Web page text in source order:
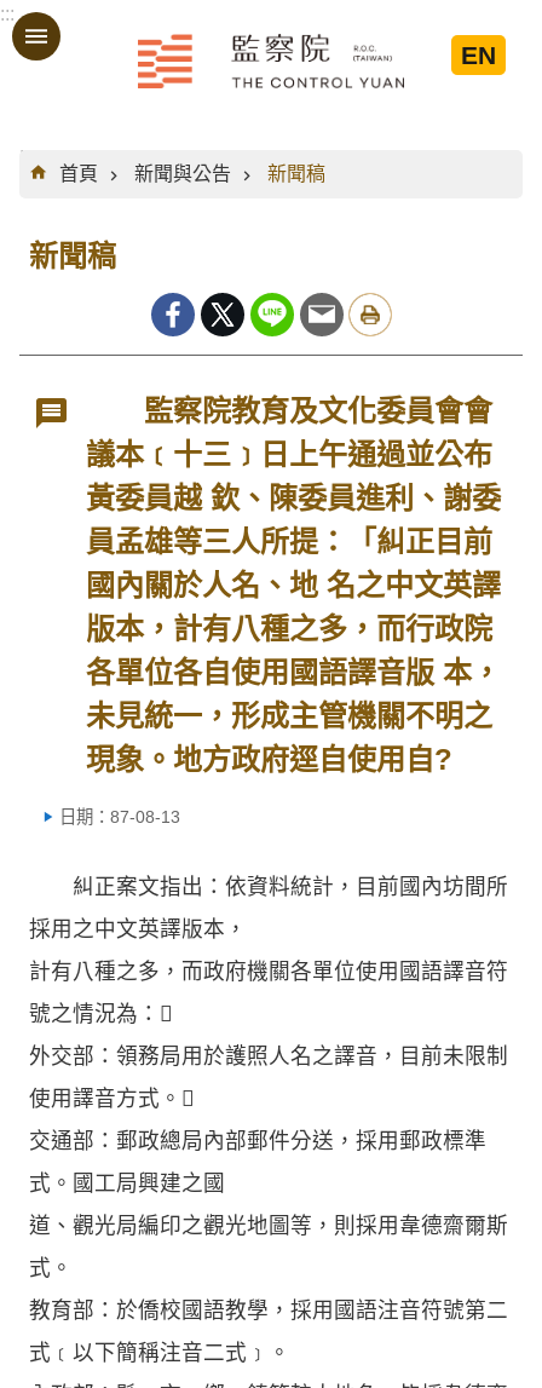
跳到主要內容區塊
:::
EN
:::
首頁
新聞與公告 新聞稿
新聞稿
監察院教育及文化委員會會
議本﹝十三﹞日上午通過並公布
黃委員越 欽、陳委員進利、謝委
員孟雄等三人所提：「糾正目前
國內關於人名、地 名之中文英譯
版本，計有八種之多，而行政院
各單位各自使用國語譯音版 本，
未見統一，形成主管機關不明之
現象。地方政府逕自使用自?
日期：87-08-13
糾正案文指出：依資料統計，目前國內坊間所
採用之中文英譯版本，
計有八種之多，而政府機關各單位使用國語譯音符
號之情況為：
外交部：領務局用於護照人名之譯音，目前未限制
使用譯音方式。
交通部：郵政總局內部郵件分送，採用郵政標準
式。國工局興建之國
道、觀光局編印之觀光地圖等，則採用韋德齋爾斯
式。
教育部：於僑校國語教學，採用國語注音符號第二
式﹝以下簡稱注音二式﹞。